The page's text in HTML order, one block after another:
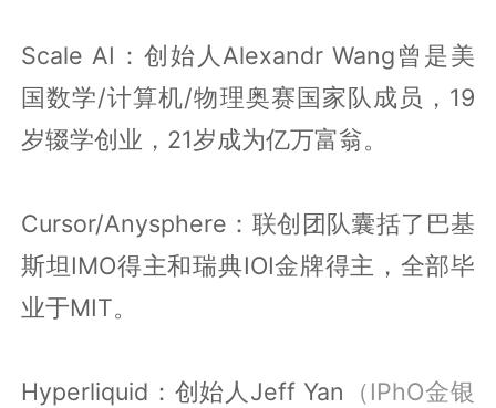
Scale AI：创始人Alexandr Wang曾是美
国数学/计算机/物理奥赛国家队成员，19
岁辍学创业，21岁成为亿万富翁。
Cursor/Anysphere：联创团队囊括了巴基
斯坦IMO得主和瑞典IOI金牌得主，全部毕
业于MIT。
Hyperliquid：创始人Jeff Yan （IPhO金银